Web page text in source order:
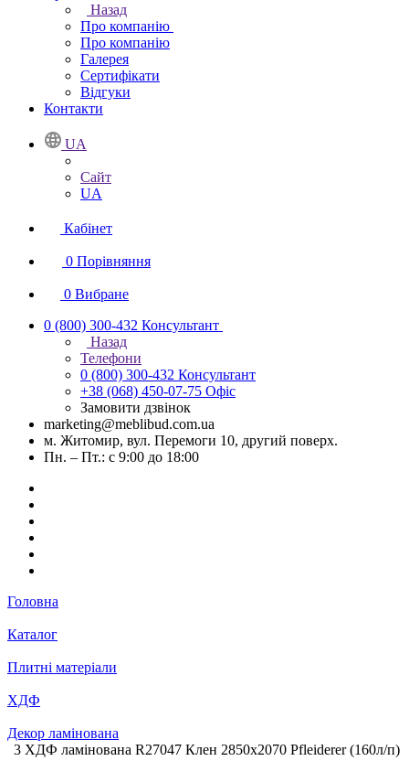
Назад
Про компанію
Про компанію
Галерея
Сертифікати
Відгуки
Контакти
UA
Сайт
UA
Кабінет
0 Порівняння
0 Вибране
0 (800) 300-432 Консультант
Назад
Телефони
0 (800) 300-432 Консультант
+38 (068) 450-07-75 Офіс
Замовити дзвінок
marketing@meblibud.com.ua
м. Житомир, вул. Перемоги 10, другий поверх.
Пн. – Пт.: с 9:00 до 18:00
Головна
Каталог
Плитні матеріали
ХДФ
Декор ламінована
3 ХДФ ламінована R27047 Клен 2850х2070 Pfleiderer (160л/п)